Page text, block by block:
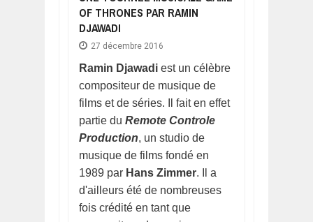
OF THRONES PAR RAMIN
DJAWADI
27 décembre 2016
Ramin Djawadi est un célèbre
compositeur de musique de
films et de séries. Il fait en effet
partie du Remote Controle
Production, un studio de
musique de films fondé en
1989 par Hans Zimmer. Il a
d'ailleurs été de nombreuses
fois crédité en tant que